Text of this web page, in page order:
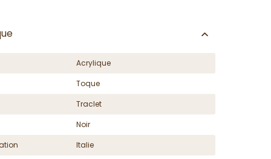
Acrylique
Toque
Traclet
Noir
Italie